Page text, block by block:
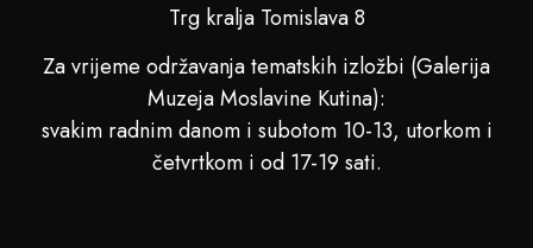
Trg kralja Tomislava 8
Za vrijeme održavanja tematskih izložbi (Galerija
Muzeja Moslavine Kutina):
svakim radnim danom i subotom 10-13, utorkom i
četvrtkom i od 17-19 sati.